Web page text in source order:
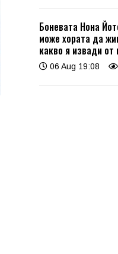
Боневата Нона
може хората да
какво я извади
06 Aug 19:08